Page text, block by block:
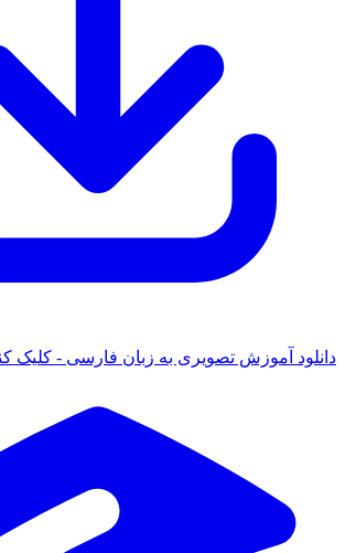
دانلود آموزش تصویری به زبان فارسی - کلیک